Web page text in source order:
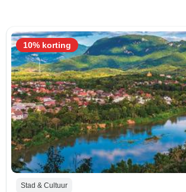
Stad & Cultuur
10% korting